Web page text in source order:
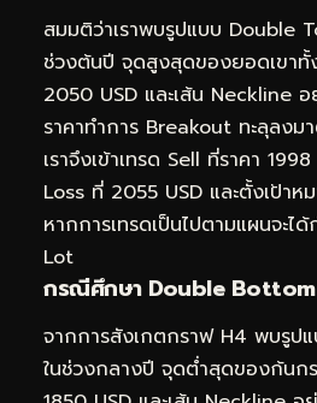
สมมติว่าเราพบรูปแบบ Double
ช่วงต้นปี จุดสูงสุดของยอดเขาทั้
2050 USD และเส้น Neckline
ราคาทำการ Breakout ทะลุลงม
เราจึงเข้าเทรด Sell ที่ราคา
Loss ที่ 2055 USD และตั้งเป้าห
หากการเทรดเป็นไปตามแผนจะไ
Lot
กรณีศึกษา Double Bottom
จากการสังเกตกราฟ H4 พบรูป
ในช่วงกลางปี จุดต่ำสุดของก้นก